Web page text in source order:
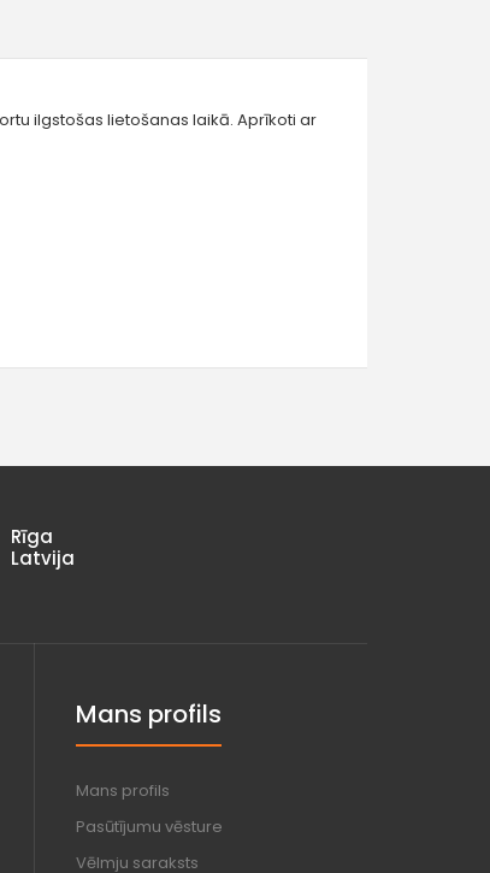
ilgstošas lietošanas laikā. Aprīkoti ar
Rīga
Latvija
Mans profils
Mans profils
Pasūtījumu vēsture
Vēlmju saraksts